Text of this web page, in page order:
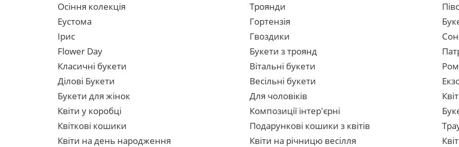
Осіння колекція Троянди
Еустома
Гортензія
Ірис
Гвоздики
Flower Day
Букети з троянд
Класичні букети
Вітальні букети
Ділові Букети
Весільні букети
Букети для жінок
Для чоловіків
Квіти у коробці
Композиції інтер'єрні
Квіткові кошики
Подарункові кошики з квітів
Квіти на день народження
Квіти на річницю весілля